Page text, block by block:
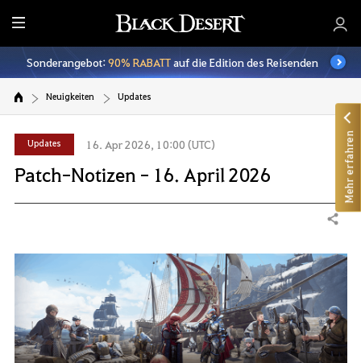
A
l
l Sonderangebot:90% RABATTauf die Edition des Reisenden
Neuigkeiten Updates
Updates 16. Apr 2026, 10:00 (UTC)
Patch-Notizen - 16. April 2026
Teilen
Mehr erfahren